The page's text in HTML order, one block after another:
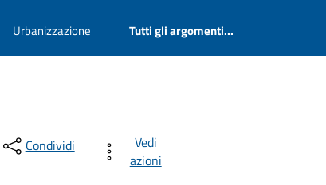
Urbanizzazione Tutti gli argomenti...
Condividi
Vedi
azioni